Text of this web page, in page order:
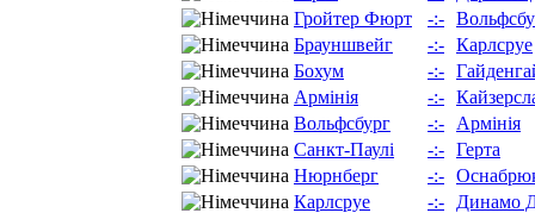
Гройтер Фюрт
-:-
Брауншвейг
-:- Карлсруе
Бохум
-:-
Армінія
-:-
Вольфсбург
-:-
Армінія
Санкт-Паулі
-:- Герта
Нюрнберг
-:-
Карлсруе
-:-
Динамо